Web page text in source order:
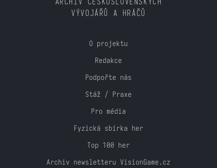
VÝVOJÁŘŮ A HRÁČŮ
O projektu
Redakce
Podpořte nás
Stáž / Praxe
Pro média
Fyzická sbírka her
Top 100 her
Archiv newsletteru VisionGame.cz